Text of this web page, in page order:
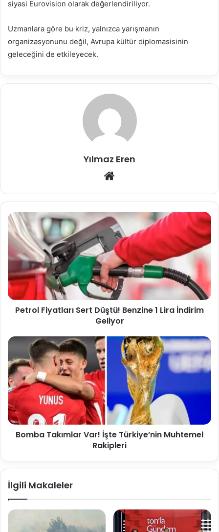
siyasi Eurovision olarak değerlendiriliyor.
Uzmanlara göre bu kriz, yalnızca yarışmanın
organizasyonunu değil, Avrupa kültür diplomasisinin
geleceğini de etkileyecek.
Yılmaz Eren
Petrol Fiyatları Sert Düştü! Benzine 1 Lira İndirim
Geliyor
Bomba Takımlar Var! İşte Türkiye’nin Muhtemel
Rakipleri
İlgili Makaleler